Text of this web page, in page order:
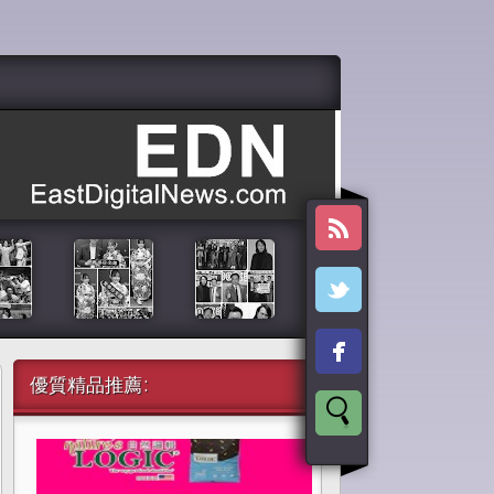
優質精品推薦: